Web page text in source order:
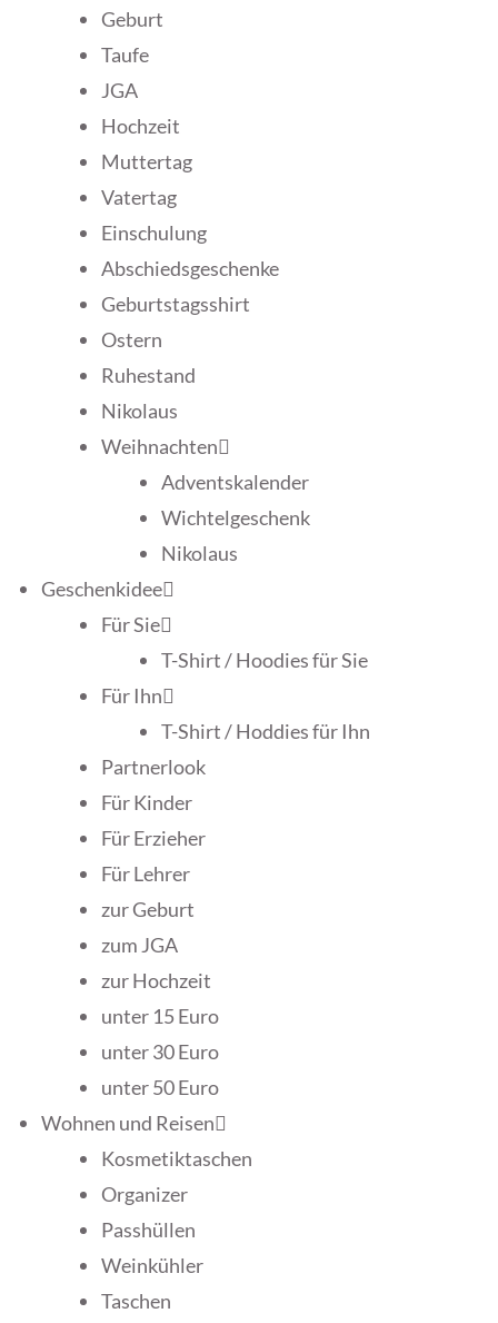
Geburt
Taufe
JGA
Hochzeit
Muttertag
Vatertag
Einschulung
Abschiedsgeschenke
Geburtstagsshirt
Ostern
Ruhestand
Nikolaus
Weihnachten
Adventskalender
Wichtelgeschenk
Nikolaus
Geschenkidee
Für Sie
T-Shirt / Hoodies für Sie
Für Ihn
T-Shirt / Hoddies für Ihn
Partnerlook
Für Kinder
Für Erzieher
Für Lehrer
zur Geburt
zum JGA
zur Hochzeit
unter 15 Euro
unter 30 Euro
unter 50 Euro
Wohnen und Reisen
Kosmetiktaschen
Organizer
Passhüllen
Weinkühler
Taschen